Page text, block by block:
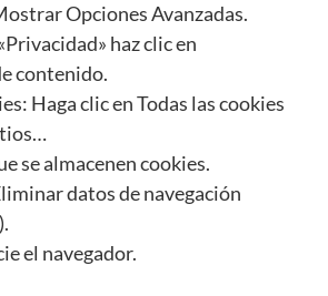
Opciones Avanzadas.
haz clic en
contenido.
Haga clic en Todas las cookies
se almacenen cookies.
datos de navegación
el navegador.